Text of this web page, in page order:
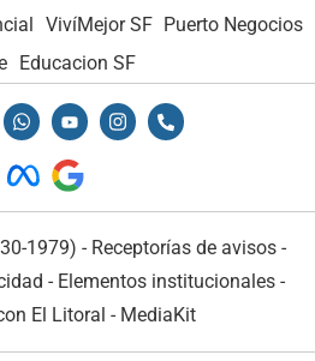
VivíMejor SF Puerto Negocios
Educacion SF
1979) - Receptorías de avisos -
- Elementos institucionales -
El Litoral - MediaKit